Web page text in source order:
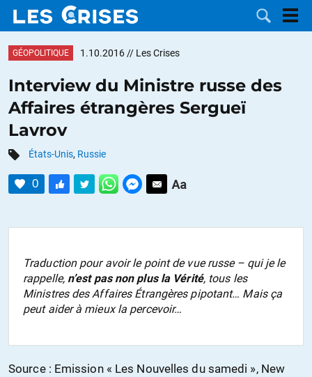
DOSSIERS
CATÉGORIES
MOTS CLÉS
NOUS
CONTACTER
FAIRE UN
GÉOPOLITIQUE 1.10.2016 // Les Crises
Interview du Ministre russe des
Affaires étrangères Sergueï
Lavrov
États-Unis, Russie
0
Traduction pour avoir le point de vue russe – qui je le
rappelle, n’est pas non plus la Vérité, tous les
Ministres des Affaires Étrangères pipotant… Mais ça
peut aider à mieux la percevoir…
Source : Emission « Les Nouvelles du samedi », New